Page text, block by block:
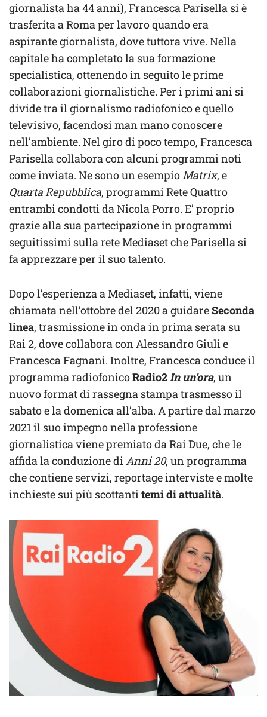
giornalista ha 44 anni), Francesca Parisella si è
trasferita a Roma per lavoro quando era
aspirante giornalista, dove tuttora vive. Nella
capitale ha completato la sua formazione
specialistica, ottenendo in seguito le prime
collaborazioni giornalistiche. Per i primi ani si
divide tra il giornalismo radiofonico e quello
televisivo, facendosi man mano conoscere
nell’ambiente. Nel giro di poco tempo, Francesca
Parisella collabora con alcuni programmi noti
come inviata. Ne sono un esempio Matrix, e
Quarta Repubblica, programmi Rete Quattro
entrambi condotti da Nicola Porro. E’ proprio
grazie alla sua partecipazione in programmi
seguitissimi sulla rete Mediaset che Parisella si
fa apprezzare per il suo talento.
Dopo l’esperienza a Mediaset, infatti, viene
chiamata nell’ottobre del 2020 a guidareSeconda
linea, trasmissione in onda in prima serata su
Rai 2, dove collabora con Alessandro Giuli e
Francesca Fagnani. Inoltre, Francesca conduce il
programma radiofonicoRadio2In un’ora, un
nuovo format di rassegna stampa trasmesso il
sabato e la domenica all’alba. A partire dal marzo
2021 il suo impegno nella professione
giornalistica viene premiato da Rai Due, che le
affida la conduzione diAnni 20, un programma
che contiene servizi, reportage interviste e molte
inchieste sui più scottantitemi di attualità.